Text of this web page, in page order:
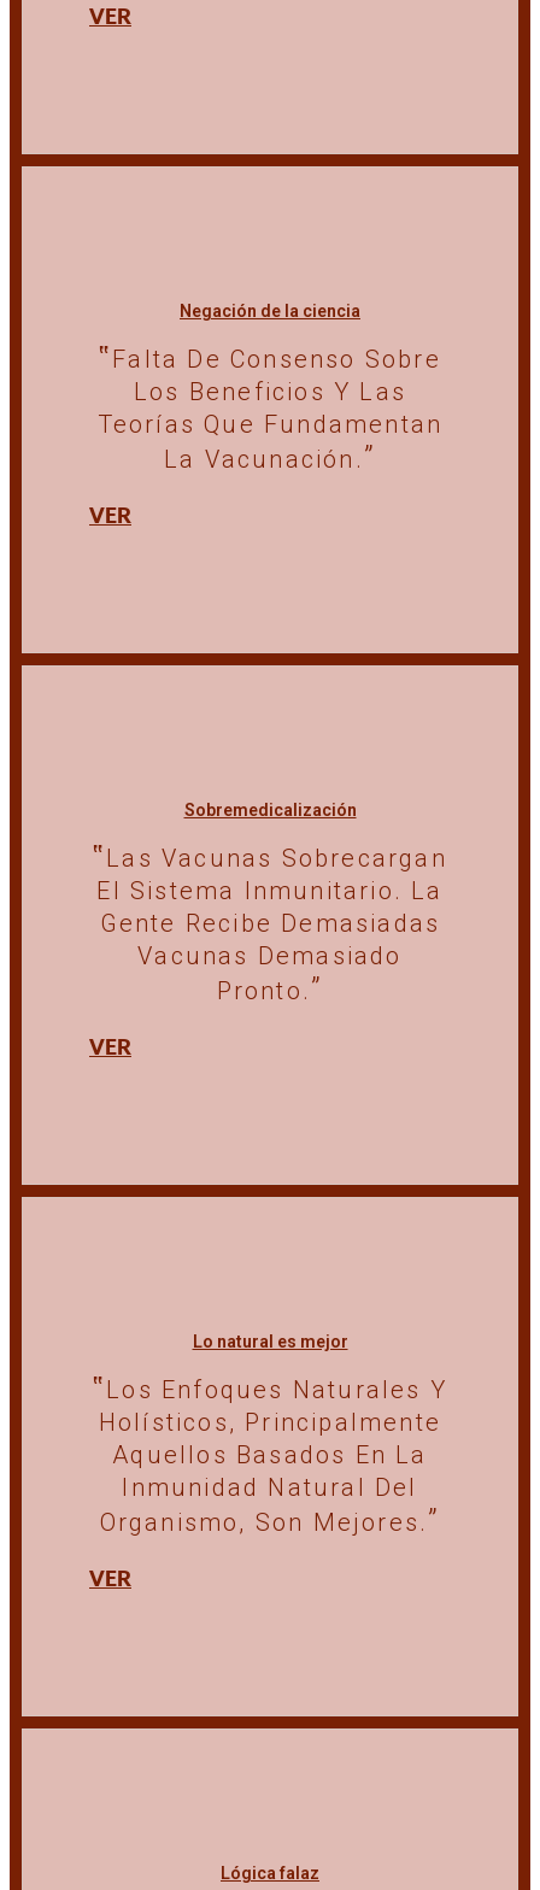
VER
Negación de la ciencia
Falta De Consenso Sobre
Los Beneficios Y Las
Teorías Que Fundamentan
La Vacunación.
VER
Sobremedicalización
Las Vacunas Sobrecargan
El Sistema Inmunitario. La
Gente Recibe Demasiadas
Vacunas Demasiado
Pronto.
VER
Lo natural es mejor
Los Enfoques Naturales Y
Holísticos, Principalmente
Aquellos Basados En La
Inmunidad Natural Del
Organismo, Son Mejores.
VER
Lógica falaz